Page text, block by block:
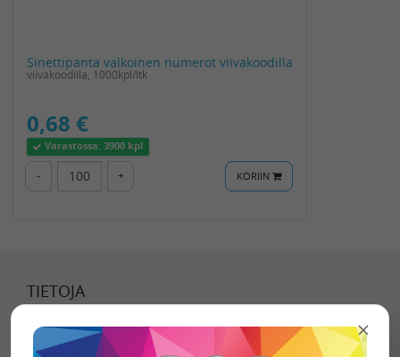
Sinettipanta valkoinen numerot viivakoodilla
viivakoodilla, 1000kpl/ltk
0,68 €
Varastossa:3900 kpl
- + KORIIN
TIETOJA
Tietoa meistä